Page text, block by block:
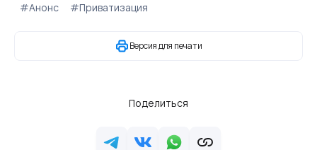
#Анонс #Приватизация
Версия для печати
Поделиться